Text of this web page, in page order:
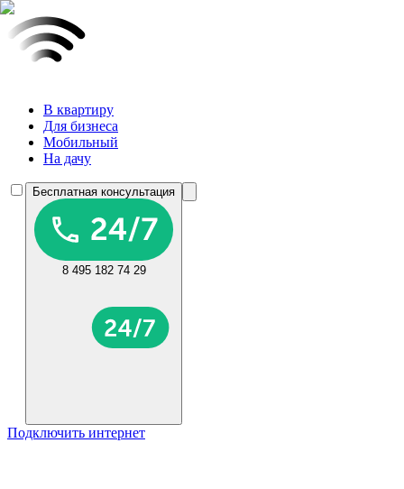
В квартиру
Для бизнеса
Мобильный
На дачу
Бесплатная консультация
8 495 182 74 29
Подключить интернет